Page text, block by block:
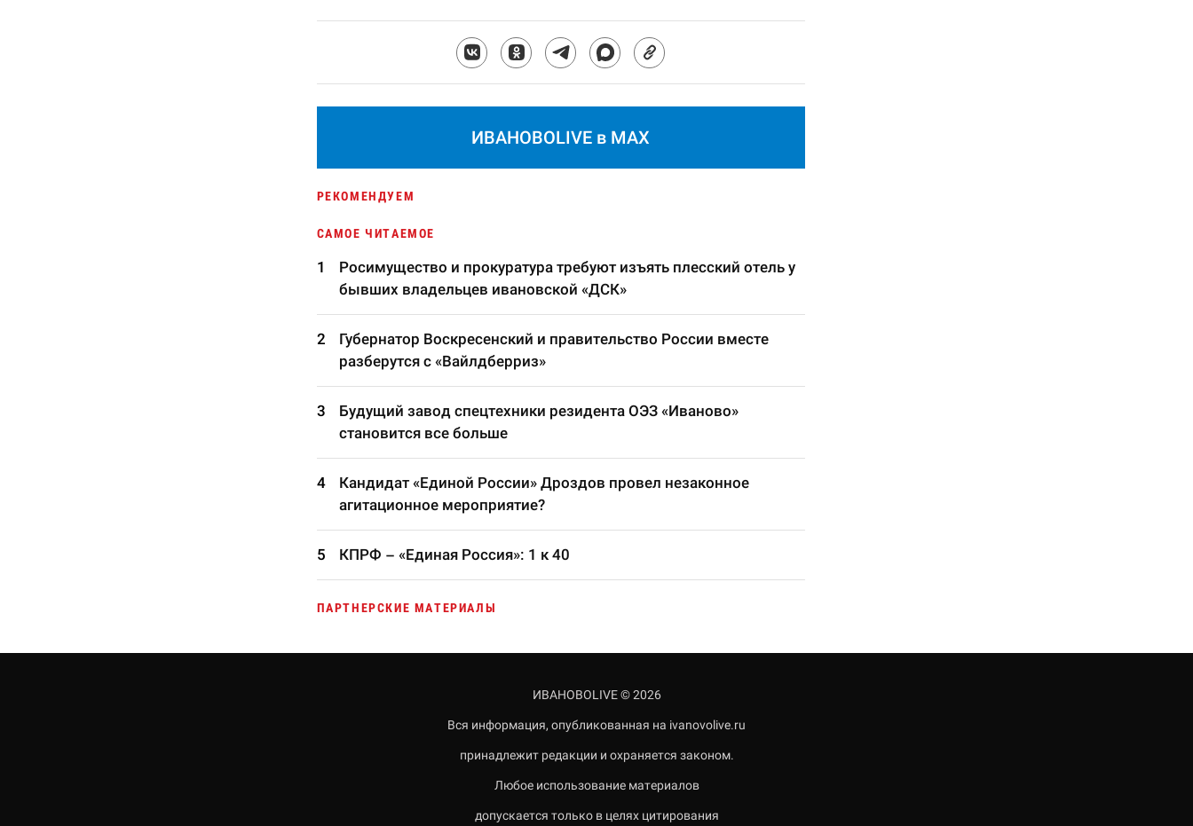
ИВАНОВОLIVE в MAX
РЕКОМЕНДУЕМ
САМОЕ ЧИТАЕМОЕ
Росимущество и прокуратура требуют изъять плесский отель у
бывших владельцев ивановской «ДСК»
Губернатор Воскресенский и правительство России вместе
разберутся с «Вайлдберриз»
Будущий завод спецтехники резидента ОЭЗ «Иваново»
становится все больше
Кандидат «Единой России» Дроздов провел незаконное
агитационное мероприятие?
КПРФ – «Единая Россия»: 1 к 40
ПАРТНЕРСКИЕ МАТЕРИАЛЫ
ИВАНОВОLIVE © 2026
Вся информация, опубликованная на ivanovolive.ru
принадлежит редакции и охраняется законом.
Любое использование материалов
допускается только в целях цитирования